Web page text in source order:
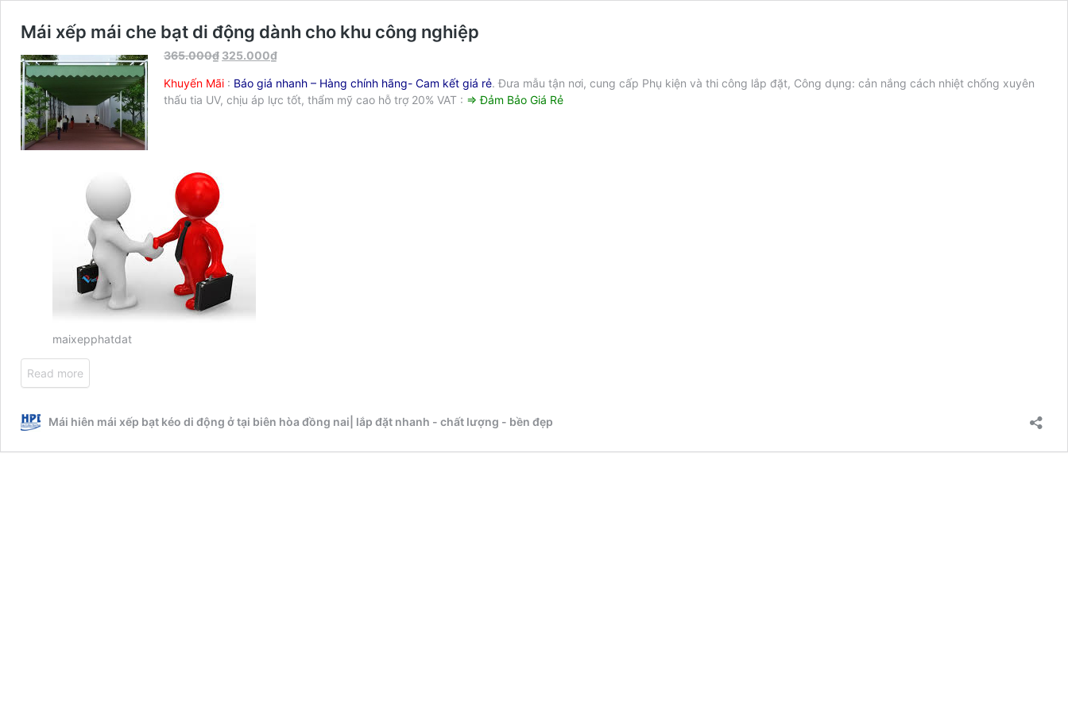
Mái xếp mái che bạt di động dành cho khu công nghiệp
365.000₫ 325.000₫
Khuyến Mãi : Báo giá nhanh – Hàng chính hãng- Cam kết giá rẻ. Đưa mẫu tận nơi, cung cấp Phụ kiện và thi công lắp đặt, Công dụng: cản nắng cách nhiệt chống xuyên
thấu tia UV, chịu áp lực tốt, thẩm mỹ cao hỗ trợ 20% VAT : ⇒ Đảm Bảo Giá Rẻ
maixepphatdat
Read more
Mái hiên mái xếp bạt kéo di động ở tại biên hòa đồng nai| lắp đặt nhanh - chất lượng - bền đẹp